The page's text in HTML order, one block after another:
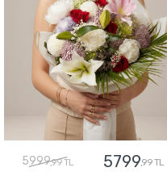
5999,99 TL 5799,99 TL